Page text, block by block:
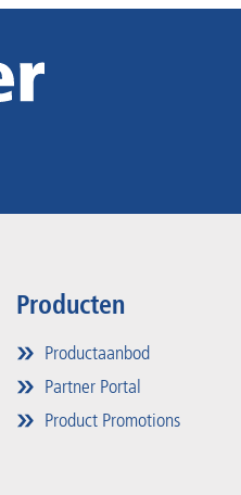
Producten
Productaanbod
Partner Portal
Product Promotions